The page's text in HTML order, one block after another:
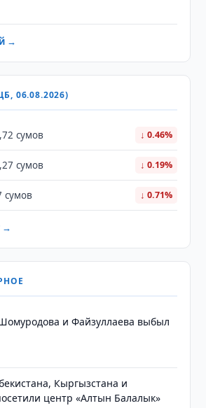
→
06.08.2026)
сумов ↓ 0.46%
сумов ↓ 0.19%
сумов ↓ 0.71%
→
и Файзуллаева выбыл
Кыргызстана и
центр «Алтын Балалык»